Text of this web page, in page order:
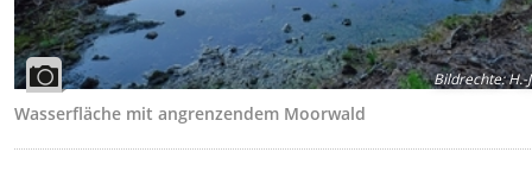
Bildrechte:H.-
Wasserfläche mit angrenzendem Moorwald